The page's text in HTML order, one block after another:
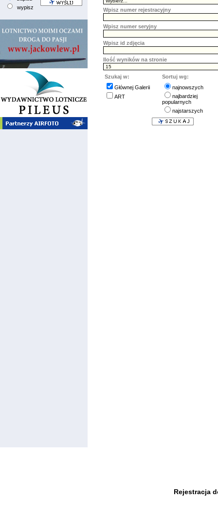
wypisz
Wpisz numer rejestracyjny
Wpisz numer seryjny
Wpisz id zdjęcia
Ilość wyników na stronie
Szukaj w:
Sortuj wg:
Głównej Galerii
ART
najnowszych
najbardziej
popularnych
najstarszych
Rejestracja